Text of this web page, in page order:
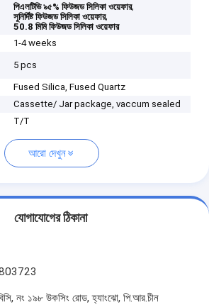
পিএলটিভি ৯৫% ফিউজড সিলিকা ওয়েফার,
সুনির্দিষ্ট ফিউজড সিলিকা ওয়েফার,
50.8 মিমি ফিউজড সিলিকা ওয়েফার
1-4 weeks
5 pcs
Fused Silica, Fused Quartz
Cassette/ Jar package, vaccum sealed
T/T
আরো দেখুন
যোগাযোগের ঠিকানা
নং ১৯৮ উকসিং রোড, হ্যাংঝো, পি.আর.চীন